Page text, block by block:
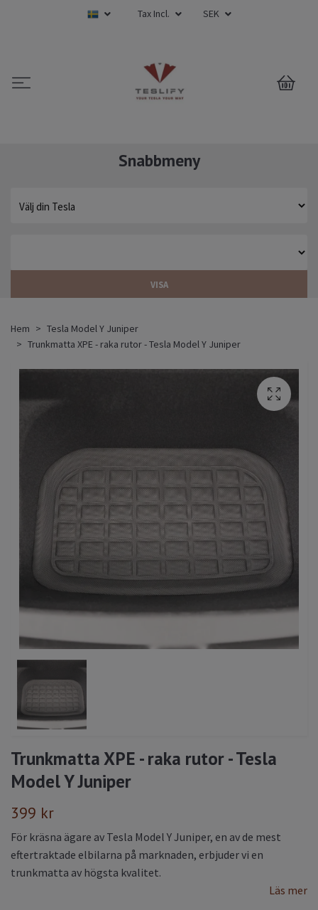
Tax Incl. SEK
0
Snabbmeny
VISA
Hem
Tesla Model Y Juniper
Trunkmatta XPE - raka rutor - Tesla Model Y Juniper
Trunkmatta XPE - raka rutor - Tesla
Model Y Juniper
399 kr
För kräsna ägare av Tesla Model Y Juniper, en av de mest
eftertraktade elbilarna på marknaden, erbjuder vi en
trunkmatta av högsta kvalitet.
Läs mer